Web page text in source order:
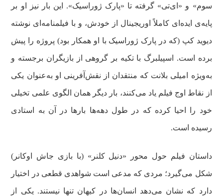
سوم» و «ای‌تی» گرفته تا «پارک ژوراسیک». این بار نیز او بر
پایه‌ی ایده‌ای کاملاً اوریجینال از خودش، و با فیلمنامه‌ای نوشته
دیوید کپ (که در پارک ژوراسیک با او همکار بود) پروژه را پیش
برده است. اسپیلبرگ با تکیه بر گروهی از بازیگران برجسته و
به‌ویژه امیلی بلانت که منتقدان از نقش‌آفرینی او به‌عنوان یکی
از نقاط اوج فیلم یاد می‌کنند، بار دیگر همان الگوی علمی تخیلی
خود را احیا کرده که در طول دهه‌ها بارها در آن به استادی
رسیده است.
داستان فیلم حول محور «دنیل کلنر» (با بازی جاش اوکانر)
شکل می‌گیرد؛ مردی که مدعی است شواهدی قطعی در اختیار
دارد که نشان می‌دهد انسان‌ها در کیهان تنها نیستند. یکی از